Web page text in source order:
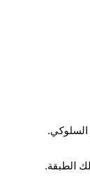
الطبقة.